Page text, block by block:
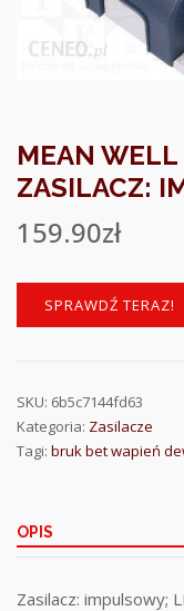
MEAN
ZASILACZ:
159.90zł
SPRAWDŹ TERAZ!
SKU: 6b5c7144fd63
Kategoria: Zasilacze
Tagi: bruk bet wapień
OPIS
Zasilacz: impulsowy;